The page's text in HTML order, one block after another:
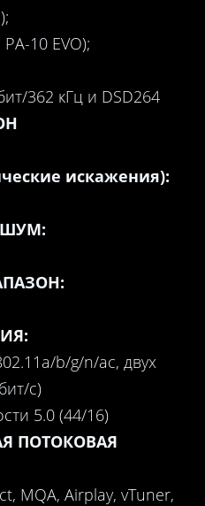
10 EVO);
362 кГц и DSD264
искажения):
ШУМ:
b/g/n/ac, двух
с)
5.0 (44/16)
ПОТОКОВАЯ
MQA, Airplay, vTuner,